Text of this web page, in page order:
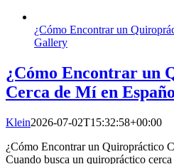
¿Cómo Encontrar un
Gallery
¿Cómo Encontrar un
Cerca de Mí en
Klein2026-07-02T15:32:58+00:00
¿Cómo Encontrar un Quiropráctico
Cuando busca un quiropráctico